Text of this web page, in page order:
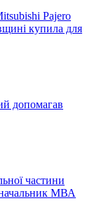
Pajero
купила для
допомагав
частини
МВА